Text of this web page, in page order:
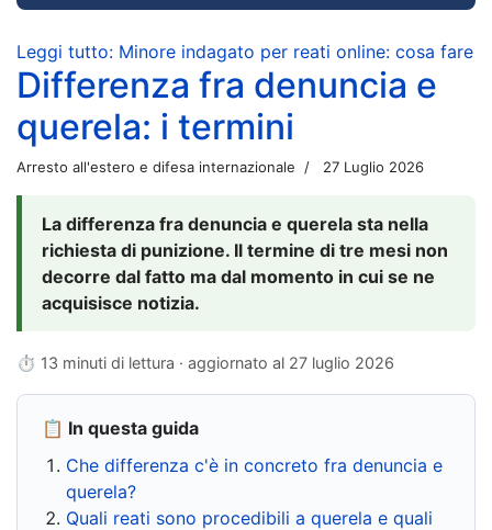
Leggi tutto: Minore indagato per reati online: cosa fare
Differenza fra denuncia e
querela: i termini
Arresto all'estero e difesa internazionale 27 Luglio 2026
La differenza fra denuncia e querela sta nella
richiesta di punizione. Il termine di tre mesi non
decorre dal fatto ma dal momento in cui se ne
acquisisce notizia.
⏱ 13 minuti di lettura · aggiornato al 27 luglio 2026
📋 In questa guida
Che differenza c'è in concreto fra denuncia e
querela?
Quali reati sono procedibili a querela e quali